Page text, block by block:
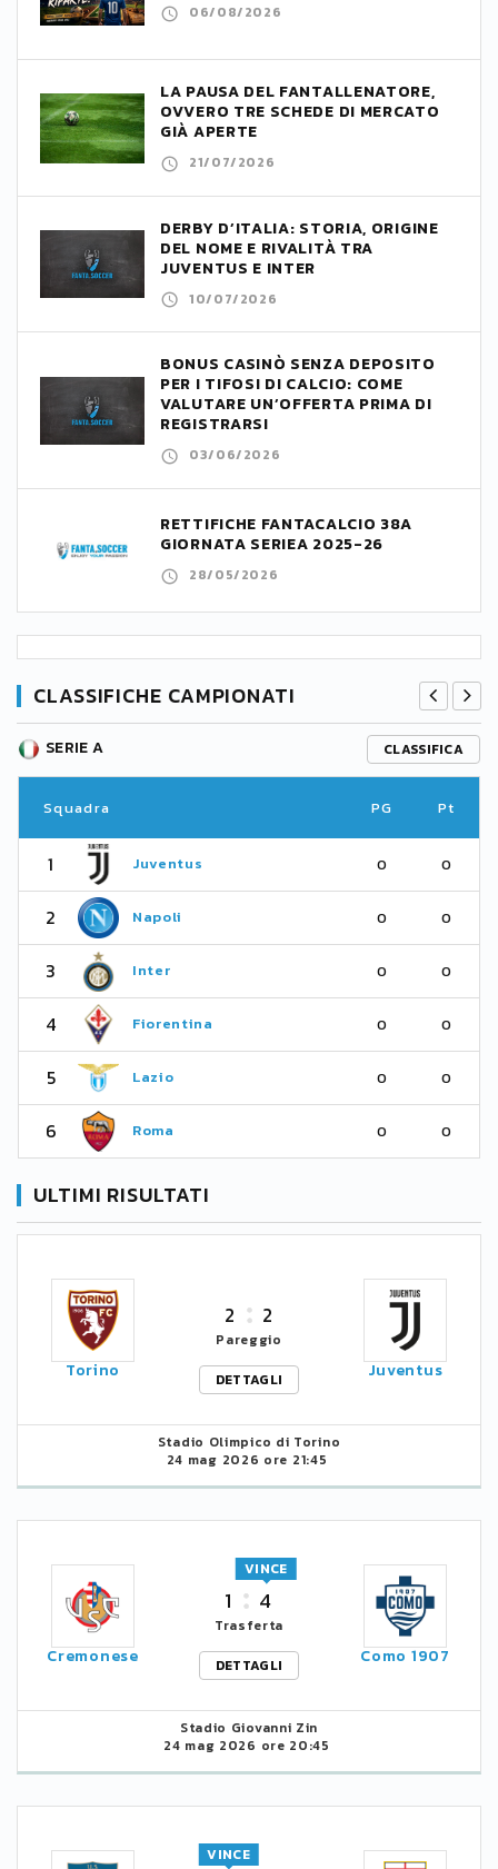
06/08/2026
LA PAUSA DEL FANTALLENATORE,
OVVERO TRE SCHEDE DI MERCATO
GIÀ APERTE
21/07/2026
DERBY D’ITALIA: STORIA, ORIGINE
DEL NOME E RIVALITÀ TRA
JUVENTUS E INTER
10/07/2026
BONUS CASINÒ SENZA DEPOSITO
PER I TIFOSI DI CALCIO: COME
VALUTARE UN’OFFERTA PRIMA DI
REGISTRARSI
03/06/2026
RETTIFICHE FANTACALCIO 38A
GIORNATA SERIEA 2025-26
28/05/2026
CLASSIFICHE CAMPIONATI
SERIE A CLASSIFICA
Squadra PG Pt
1 Juventus 0 0
2 Napoli 0 0
3 Inter 0 0
4 Fiorentina 0 0
5 Lazio 0 0
6 Roma 0 0
ULTIMI RISULTATI
Torino
2 2
Pareggio
DETTAGLI
Juventus
Stadio Olimpico di Torino
24 mag 2026 ore 21:45
Cremonese
1 4
VINCE
Trasferta
DETTAGLI
Como 1907
Stadio Giovanni Zin
24 mag 2026 ore 20:45
VINCE